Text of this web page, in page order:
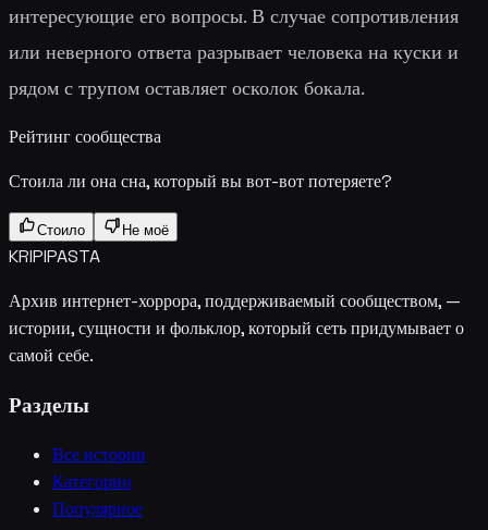
интересующие его вопросы. В случае сопротивления
или неверного ответа разрывает человека на куски и
рядом с трупом оставляет осколок бокала.
Рейтинг сообщества
Стоила ли она сна, который вы вот-вот потеряете?
Стоило Не моё
KRIPIPASTA
Архив интернет-хоррора, поддерживаемый сообществом, —
истории, сущности и фольклор, который сеть придумывает о
самой себе.
Разделы
Все истории
Категории
Популярное